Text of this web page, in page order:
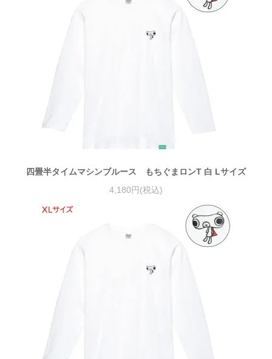
四畳半タイムマシンブルース もちぐまロンT 白 Lサイズ
4,180円(税込)